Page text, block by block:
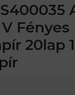
Fényes
20lap